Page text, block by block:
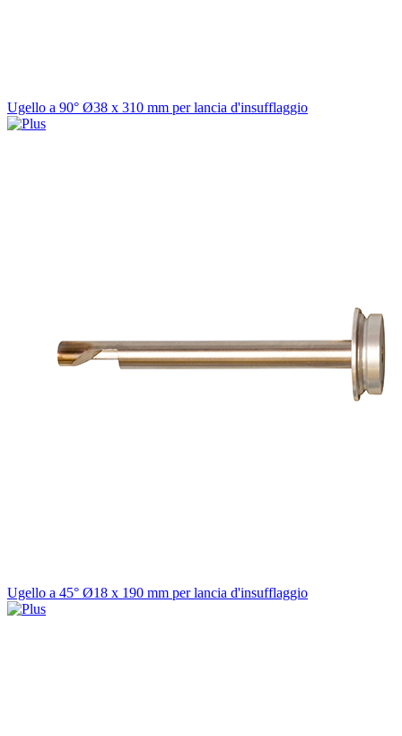
Ugello a 90° Ø38 x 310 mm per lancia d'insufflaggio
Ugello a 45° Ø18 x 190 mm per lancia d'insufflaggio